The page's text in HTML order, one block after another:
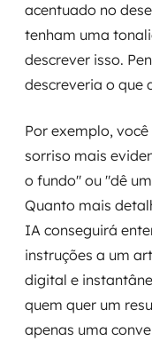
acentuado no
tenham uma
descrever isso.
descreveria o que
Por exemplo,
sorriso mais
o fundo" ou "dê
Quanto mais
IA conseguirá
instruções a um
digital e
quem quer um
apenas uma